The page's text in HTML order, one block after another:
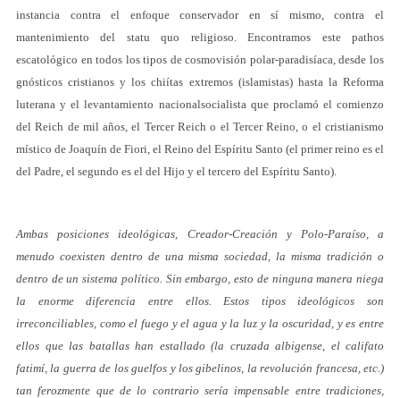
instancia contra el enfoque conservador en sí mismo, contra el
mantenimiento del statu quo religioso. Encontramos este pathos
escatológico en todos los tipos de cosmovisión polar-paradisíaca, desde los
gnósticos cristianos y los chiítas extremos (islamistas) hasta la Reforma
luterana y el levantamiento nacionalsocialista que proclamó el comienzo
del Reich de mil años, el Tercer Reich o el Tercer Reino, o el cristianismo
místico de Joaquín de Fiori, el Reino del Espíritu Santo (el primer reino es el
del Padre, el segundo es el del Hijo y el tercero del Espíritu Santo).
Ambas posiciones ideológicas, Creador-Creación y Polo-Paraíso, a
menudo coexisten dentro de una misma sociedad, la misma tradición o
dentro de un sistema político. Sin embargo, esto de ninguna manera niega
la enorme diferencia entre ellos. Estos tipos ideológicos son
irreconciliables, como el fuego y el agua y la luz y la oscuridad, y es entre
ellos que las batallas han estallado (la cruzada albigense, el califato
fatimí, la guerra de los guelfos y los gibelinos, la revolución francesa, etc.)
tan ferozmente que de lo contrario sería impensable entre tradiciones,